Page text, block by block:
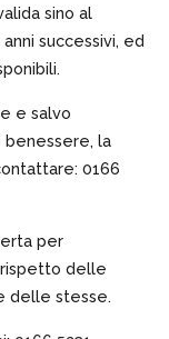
sino al
successivi, ed
e salvo
benessere, la
0166
per
rispetto delle
delle stesse.